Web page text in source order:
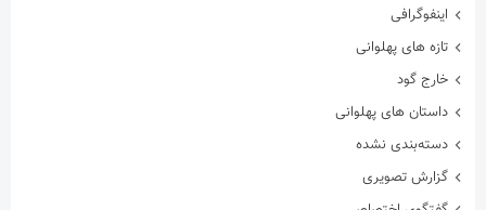
اینفوگرافی
تازه های پهلوانی
خارج گود
داستان های پهلوانی
دسته‌بندی نشده
گزارش تصویری